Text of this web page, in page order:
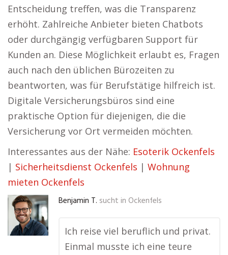
Entscheidung treffen, was die Transparenz
erhöht. Zahlreiche Anbieter bieten Chatbots
oder durchgängig verfügbaren Support für
Kunden an. Diese Möglichkeit erlaubt es, Fragen
auch nach den üblichen Bürozeiten zu
beantworten, was für Berufstätige hilfreich ist.
Digitale Versicherungsbüros sind eine
praktische Option für diejenigen, die die
Versicherung vor Ort vermeiden möchten.
Interessantes aus der Nähe: Esoterik Ockenfels
| Sicherheitsdienst Ockenfels | Wohnung
mieten Ockenfels
Benjamin T. sucht in Ockenfels
Ich reise viel beruflich und privat.
Einmal musste ich eine teure